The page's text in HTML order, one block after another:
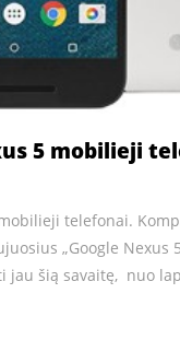
5 mobilieji
telefonai.
„Google Nexus
jau šią savaitę, nuo